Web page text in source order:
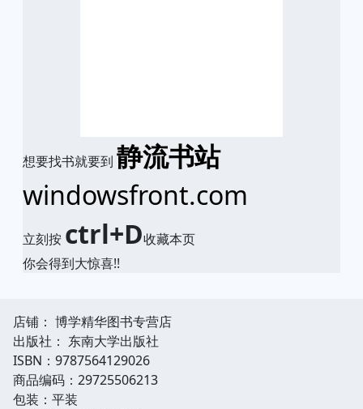
想要找书就要到 静流书站
windowsfront.com
立刻按 ctrl+D收藏本页
你会得到大惊喜!!
店铺： 博学精华图书专营店
出版社： 东南大学出版社
ISBN：9787564129026
商品编码：29725506213
包装：平装